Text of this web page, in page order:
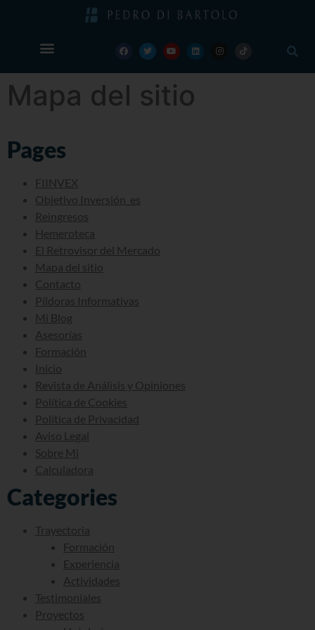
Mapa del sitio
Pages
FIINVEX
Objetivo Inversión_es
Reingresos
Hemeroteca
El Retrovisor del Mercado
Mapa del sitio
Contacto
Píldoras Informativas
Mi Blog
Asesorías
Formación
Inicio
Revista de Análisis y Opiniones
Política de Cookies
Política de Privacidad
Aviso Legal
Sobre Mi
Calculadora
Categories
Trayectoria
Formación
Experiencia
Actividades
Testimoniales
Proyectos